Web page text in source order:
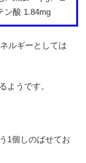
ン酸 1.84mg
ルギーとしては
ようです。
1個しのばせてお